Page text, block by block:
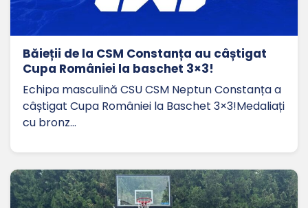
Băieții de la CSM Constanța au câștigat
Cupa României la baschet 3×3!
Echipa masculină CSU CSM Neptun Constanța a
câștigat Cupa României la Baschet 3×3!Medaliați
cu bronz…